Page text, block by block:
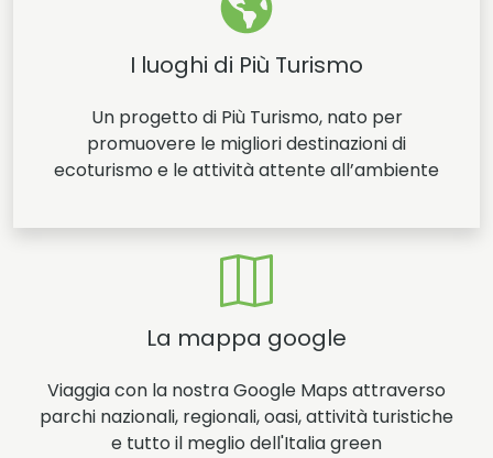
I luoghi di Più Turismo
Un progetto di Più Turismo, nato per
promuovere le migliori destinazioni di
ecoturismo e le attività attente all’ambiente
La mappa google
Viaggia con la nostra Google Maps attraverso
parchi nazionali, regionali, oasi, attività turistiche
e tutto il meglio dell'Italia green